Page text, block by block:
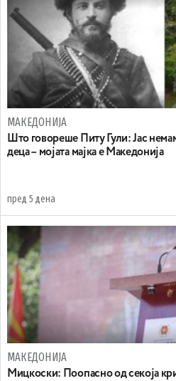
МАКЕДОНИЈА
Што говореше Питу Гули: Јас
деца – мојата мајка е Македонија
пред 5 дена
МАКЕДОНИЈА
Мицкоски: Поопасно од секоја